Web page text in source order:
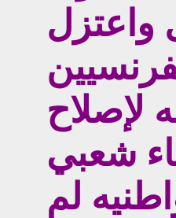
واعتزل
من الفرنسيين
لإصلاح
شعبي
من مواطنيه لم